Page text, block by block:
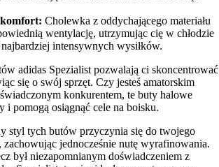
Cholewka z oddychającego materiału
wentylację, utrzymując cię w chłodzie
intensywnych wysiłków.
adidas Spezialist pozwalają ci skoncentrować
się o swój sprzęt. Czy jesteś amatorskim
konkurentem, te buty halowe
i pomogą osiągnąć cele na boisku.
styl tych butów przyczynia się do twojego
jednocześnie nutę wyrafinowania.
był niezapomnianym doświadczeniem z